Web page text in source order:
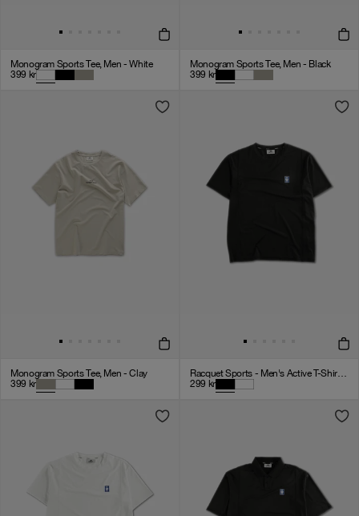
Monogram Sports Tee, Men - White
399 kr
Monogram Sports Tee, Men - Black
399 kr
Monogram Sports Tee, Men - Clay
399 kr
Racquet Sports - Men's Active T-Shirt - Black
299 kr